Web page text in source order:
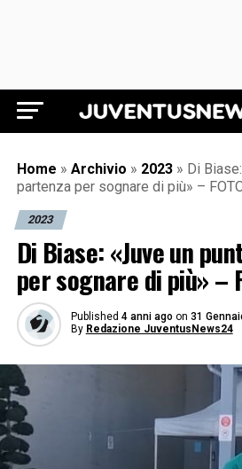
Juventus
Home » Archivio » 2023 » Di
partenza per sognare di più» –
2023
Di Biase: «Juve un
per sognare di più» –
Published 4 anni ago on 31
By Redazione JuventusNews24